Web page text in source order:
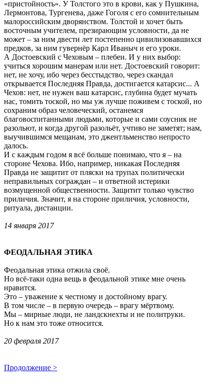
«пристойность». У Толстого это в крови, как у Пушкина,
Лермонтова, Тургенева, даже Гоголя с его сомнительным
малороссийским дворянством. Толстой и хочет быть
восточным учителем, презирающим условности, да не
может – за ним двести лет постепенно цивилизовавшихся
предков, за ним гувернёр Карл Иваныч и его уроки.
А Достоевский с Чеховым – плебеи. И у них выбор:
учиться хорошим манерам или нет. Достоевский говорит:
нет, не хочу, ибо через бесстыдство, через скандал
открывается Последняя Правда, достигается катарсис... А
Чехов: нет, не нужен ваш катарсис, глубина будет мучать
нас, томить тоской, но мы уж лучше поживем с тоской, но
сохраним образ человеческий, останемся
благовоспитанными людьми, которые и сами соусник не
разольют, и когда другой разольёт, учтиво не заметят; нам,
выучившимся мещанам, это джентльменство непросто
далось.
И с каждым годом я всё больше понимаю, что я – на
стороне Чехова. Ибо, например, никакая Последняя
Правда не защитит от пляски на трупах политически
неправильных сограждан – и ответной истерики
возмущенной общественности. Защитит только чувство
приличия. Значит, я на стороне приличия, условности,
ритуала, дистанции.
14 января 2017
ФЕОДАЛЬНАЯ ЭТИКА
Феодальная этика отжила своё.
Но всё-таки одна вещь в феодальной этике мне очень
нравится.
Это – уважение к честному и достойному врагу.
В том числе – в первую очередь – врагу мёртвому.
Мы – мирные люди, не ландскнехты и не политруки.
Но к нам это тоже относится.
20 февраля 2017
Продолжение >